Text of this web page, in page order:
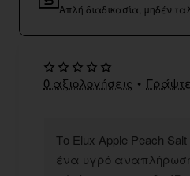
Απλή διαδικασία, μηδέν
Το Elux Apple Peach
ένα υγρό
0 αξιολογήσεις •